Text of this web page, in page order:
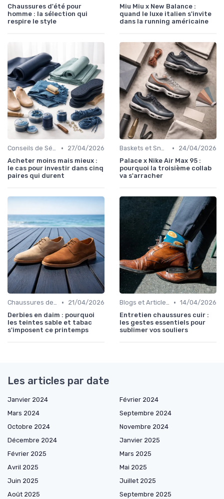
Chaussures d'été pour
homme : la sélection qui
respire le style
Miu Miu x New Balance :
quand le luxe italien s'invite
dans la running américaine
Conseils de Sélection •
27/04/2026
Acheter moins mais mieux :
le cas pour investir dans cinq
paires qui durent
Baskets et Sneakers •
24/04/2026
Palace x Nike Air Max 95 :
pourquoi la troisième collab
va s'arracher
Chaussures de Ville •
21/04/2026
Derbies en daim : pourquoi
les teintes sable et tabac
s'imposent ce printemps
Blogs et Articles de Mode • 14/04/2026
Entretien chaussures cuir :
les gestes essentiels pour
sublimer vos souliers
Les articles par date
Janvier 2024
Février 2024
Mars 2024
Septembre 2024
Octobre 2024
Novembre 2024
Décembre 2024
Janvier 2025
Février 2025
Mars 2025
Avril 2025
Mai 2025
Juin 2025
Juillet 2025
Août 2025
Septembre 2025